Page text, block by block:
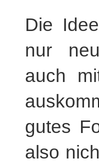
Die
nur
auch
gutes
also